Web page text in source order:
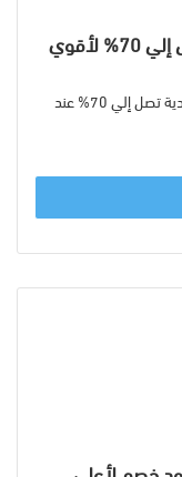
كرز لنن السعودية خصومات حصرية تصل إلي 70% لأقوي
استمتع بأقوي العروض الفعالة من كرز لنن السعودية تصل إلي 70% عند